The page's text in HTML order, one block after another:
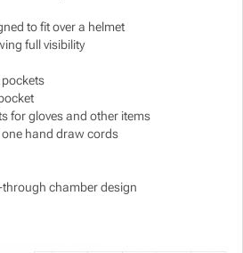
to fit over a helmet
full visibility
for gloves and other items
hand draw cords
chamber design